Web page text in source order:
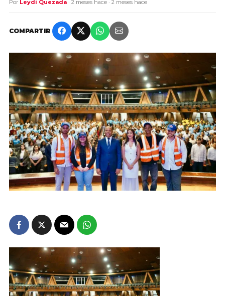
Por Leydi Quezada · 2 meses hace · 2 meses hace
COMPARTIR